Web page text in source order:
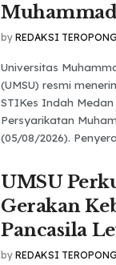
by REDAKSI TEROPONG
Universitas
(UMSU) resmi
STIKes Indah
Persyarikatan
(05/08/2026).
UMSU
Gerakan
Pancasila
by REDAKSI TEROPONG